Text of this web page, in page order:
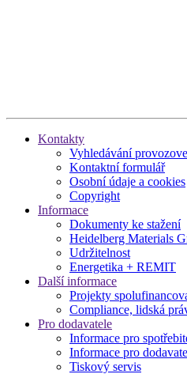
Kontakty
Vyhledávání
Kontaktní formulář
Osobní údaje a cookies
Copyright
Informace
Dokumenty ke stažení
Heidelberg Materials
Udržitelnost
Energetika + REMIT
Další informace
Projekty
Compliance, lidská
Pro dodavatele
Informace pro
Informace pro
Tiskový servis